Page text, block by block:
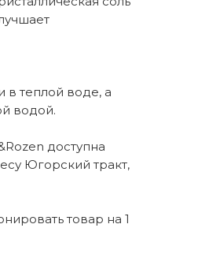
в теплой воде, а
водой.
доступна
Югорский тракт,
товар на 1